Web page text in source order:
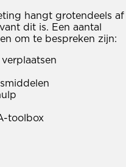
hangt grotendeels af
dit is. Een aantal
om te bespreken zijn:
toolbox